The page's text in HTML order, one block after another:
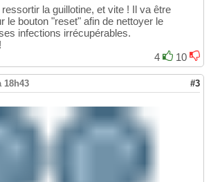
la guillotine, et vite ! Il va être
le bouton "reset" afin de nettoyer le
infections irrécupérables.
4
10
18h43 #3